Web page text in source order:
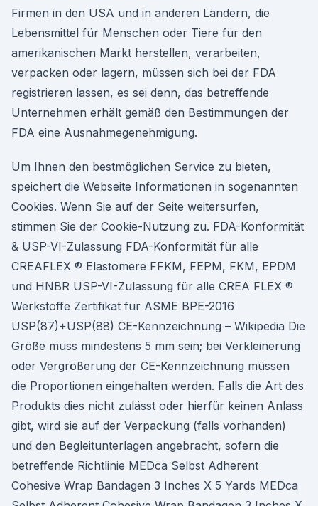
Firmen in den USA und in anderen Ländern, die
Lebensmittel für Menschen oder Tiere für den
amerikanischen Markt herstellen, verarbeiten,
verpacken oder lagern, müssen sich bei der FDA
registrieren lassen, es sei denn, das betreffende
Unternehmen erhält gemäß den Bestimmungen der
FDA eine Ausnahmegenehmigung.
Um Ihnen den bestmöglichen Service zu bieten,
speichert die Webseite Informationen in sogenannten
Cookies. Wenn Sie auf der Seite weitersurfen,
stimmen Sie der Cookie-Nutzung zu. FDA-Konformität
& USP-VI-Zulassung FDA-Konformität für alle
CREAFLEX ® Elastomere FFKM, FEPM, FKM, EPDM
und HNBR USP-VI-Zulassung für alle CREA FLEX ®
Werkstoffe Zertifikat für ASME BPE-2016
USP(87)+USP(88) CE-Kennzeichnung – Wikipedia Die
Größe muss mindestens 5 mm sein; bei Verkleinerung
oder Vergrößerung der CE-Kennzeichnung müssen
die Proportionen eingehalten werden. Falls die Art des
Produkts dies nicht zulässt oder hierfür keinen Anlass
gibt, wird sie auf der Verpackung (falls vorhanden)
und den Begleitunterlagen angebracht, sofern die
betreffende Richtlinie MEDca Selbst Adherent
Cohesive Wrap Bandagen 3 Inches X 5 Yards MEDca